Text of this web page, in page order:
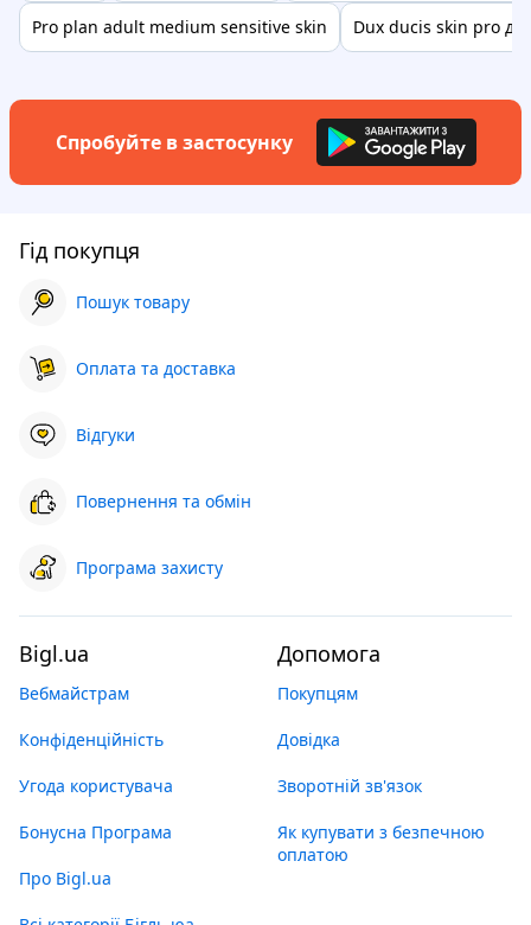
Pro plan adult medium sensitive skin Dux ducis skin pro
Спробуйте в застосунку
Гід покупця
Пошук товару
Оплата та доставка
Відгуки
Повернення та обмін
Програма захисту
Bigl.ua
Вебмайстрам
Конфіденційність
Угода користувача
Бонусна Програма
Про Bigl.ua
Допомога
Покупцям
Довідка
Зворотній зв'язок
Як купувати з безпечною
оплатою